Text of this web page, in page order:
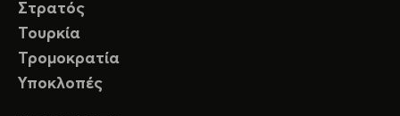
Στρατός
Τουρκία
Τρομοκρατία
Υποκλοπές